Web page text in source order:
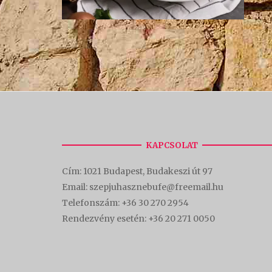
KAPCSOLAT
Cím: 1021 Budapest, Budakeszi út 97
Email: szepjuhasznebufe@freemail.hu
Telefonszám: +36 30 270 2954
Rendezvény esetén: +36 20 271 0050